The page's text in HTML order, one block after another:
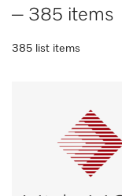
– 385 items
385 list items